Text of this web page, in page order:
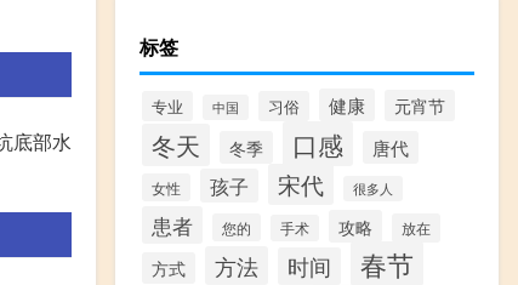
底部水
标签
专业 中国 习俗 健康 元宵节
冬天 冬季 口感 唐代
女性 孩子 宋代 很多人
患者 您的 手术 攻略 放在
方式 方法 时间 春节